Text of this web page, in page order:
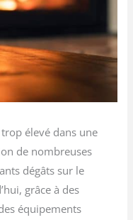
élevé dans une
de nombreuses
dégâts sur le
grâce à des
équipements